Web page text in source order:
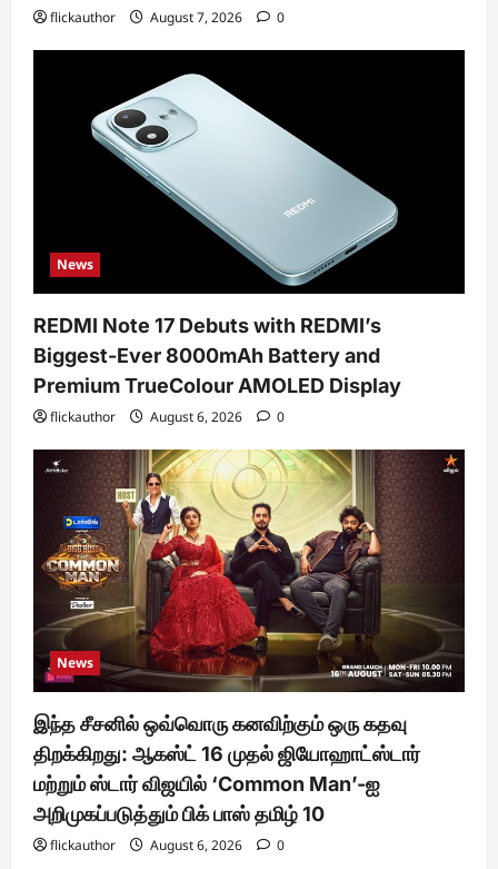
flickauthor August 7, 2026 0
News
REDMI Note 17 Debuts with REDMI’s
Biggest-Ever 8000mAh Battery and
Premium TrueColour AMOLED Display
flickauthor August 6, 2026 0
News
இந்த சீசனில் ஒவ்வொரு கனவிற்கும் ஒரு கதவு
திறக்கிறது: ஆகஸ்ட் 16 முதல் ஜியோஹாட்ஸ்டார்
மற்றும் ஸ்டார் விஜயில் ‘Common Man’-ஐ
அறிமுகப்படுத்தும் பிக் பாஸ் தமிழ் 10
flickauthor August 6, 2026 0